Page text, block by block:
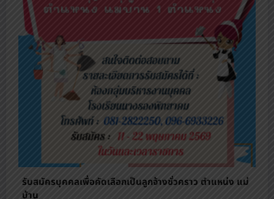
รับสมัครบุคคลเพื่อคัดเลือกเป็นลูกจ้างชั่วคราว ตําแหน่ง แม่
บ้าน